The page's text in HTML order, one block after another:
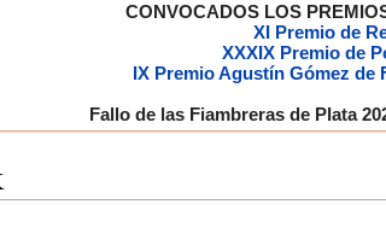
CONVOCADOS LOS
XI Premio de
XXXIX Premio de
IX Premio Agustín Gómez de
Fallo de las Fiambreras de Plata